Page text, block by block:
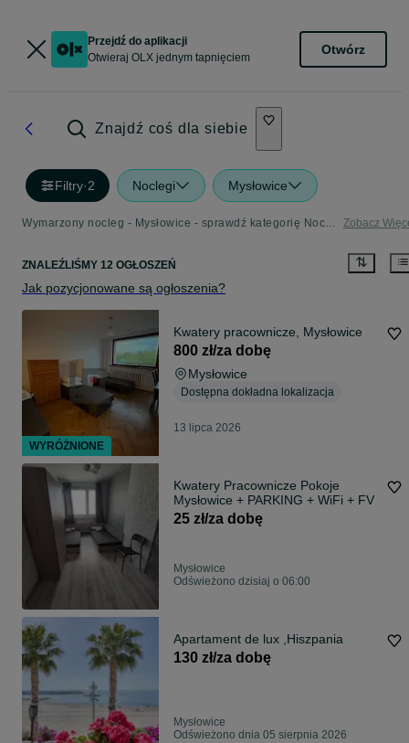
Przejdź do aplikacji
Otwieraj OLX jednym tapnięciem
Otwórz
Znajdź coś dla siebie
Filtry·2 Noclegi Mysłowice
Wymarzony nocleg - Mysłowice - sprawdź kategorię Noclegi Zobacz
ZNALEŹLIŚMY 12 OGŁOSZEŃ
Jak pozycjonowane są ogłoszenia?
Kwatery pracownicze, Mysłowice
800 zł/za dobę
Mysłowice
Dostępna dokładna lokalizacja
13 lipca 2026
Kwatery Pracownicze Pokoje
Mysłowice + PARKING + WiFi + FV
25 zł/za dobę
Mysłowice
Odświeżono dzisiaj o 06:00
Apartament de lux ,Hiszpania
130 zł/za dobę
Mysłowice
Odświeżono dnia 05 sierpnia 2026
WYRÓŻNIONE